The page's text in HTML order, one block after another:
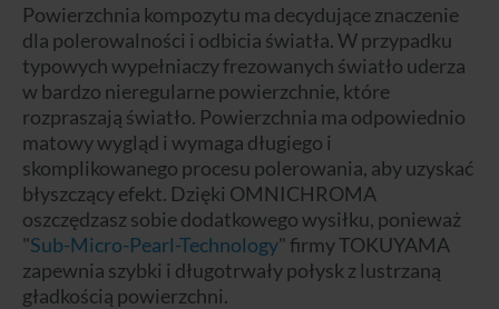
Powierzchnia kompozytu ma decydujące znaczenie
dla polerowalności i odbicia światła. W przypadku
typowych wypełniaczy frezowanych światło uderza
w bardzo nieregularne powierzchnie, które
rozpraszają światło. Powierzchnia ma odpowiednio
matowy wygląd i wymaga długiego i
skomplikowanego procesu polerowania, aby uzyskać
błyszczący efekt. Dzięki OMNICHROMA
oszczędzasz sobie dodatkowego wysiłku, ponieważ
"Sub-Micro-Pearl-Technology" firmy TOKUYAMA
zapewnia szybki i długotrwały połysk z lustrzaną
gładkością powierzchni.